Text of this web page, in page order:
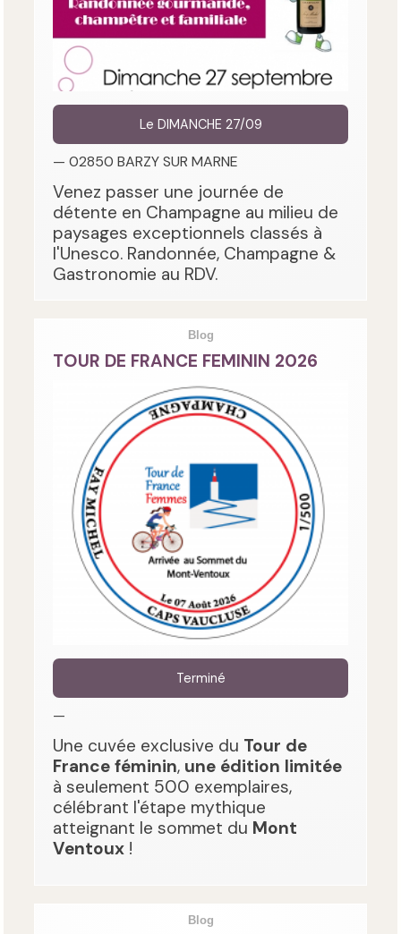
Le DIMANCHE 27/09
— 02850 BARZY SUR MARNE
Venez passer une journée de
détente en Champagne au milieu de
paysages exceptionnels classés à
l'Unesco. Randonnée, Champagne &
Gastronomie au RDV.
Blog
TOUR DE FRANCE FEMININ 2026
Terminé
—
Une cuvée exclusive du Tour de
France féminin, une édition limitée
à seulement 500 exemplaires,
célébrant l'étape mythique
atteignant le sommet du Mont
Ventoux !
Blog